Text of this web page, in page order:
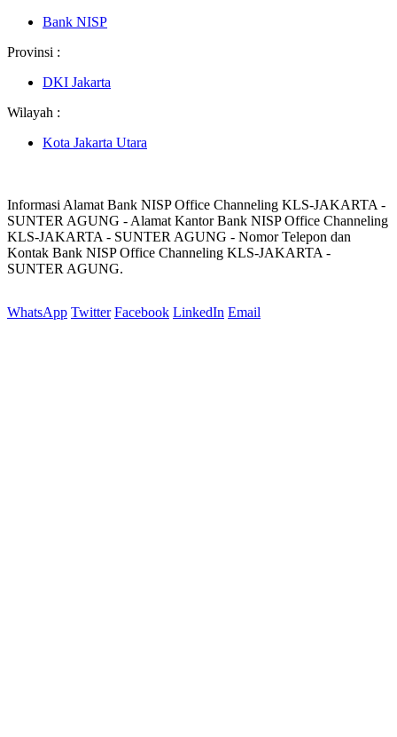
Bank NISP
Provinsi :
DKI Jakarta
Wilayah :
Kota Jakarta Utara
Informasi Alamat Bank NISP Office Channeling KLS-JAKARTA -
SUNTER AGUNG - Alamat Kantor Bank NISP Office Channeling
KLS-JAKARTA - SUNTER AGUNG - Nomor Telepon dan
Kontak Bank NISP Office Channeling KLS-JAKARTA -
SUNTER AGUNG.
WhatsApp Twitter Facebook LinkedIn Email